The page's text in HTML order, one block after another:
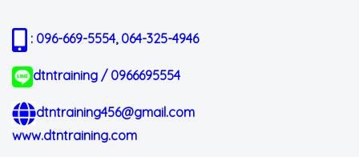
: 096-669-5554, 064-325-4946
dtntraining / 0966695554
dtntraining456@gmail.com
www.dtntraining.com